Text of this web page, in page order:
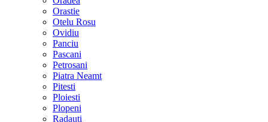
Orastie
Otelu Rosu
Ovidiu
Panciu
Pascani
Petrosani
Piatra Neamt
Pitesti
Ploiesti
Plopeni
Radauti